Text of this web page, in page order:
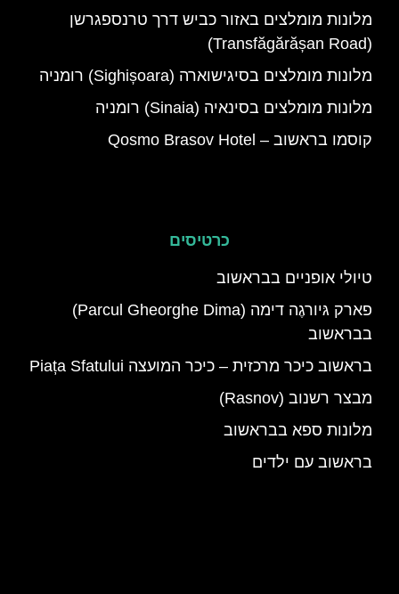
מלונות מומלצים באזור כביש דרך טרנספגרשן
(Transfăgărășan Road)
מלונות מומלצים בסיגישוארה (Sighișoara) רומניה
מלונות מומלצים בסינאיה (Sinaia) רומניה
קוסמו בראשוב – Qosmo Brasov Hotel
כרטיסים
טיולי אופניים בבראשוב
פארק גּיורגֶה דימה (Parcul Gheorghe Dima)
בבראשוב
בראשוב כיכר מרכזית – כיכר המועצה Piața Sfatului
מבצר רשנוב (Rasnov)
מלונות ספא בבראשוב
בראשוב עם ילדים